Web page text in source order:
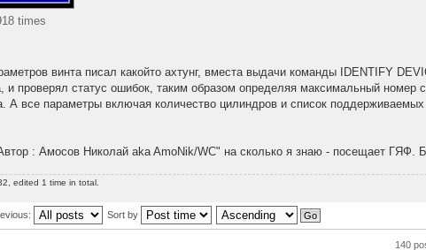
times
винта писал какойто ахтунг, вместа выдачи команды IDENTIFY
и проверял статус ошибок, таким образом определяя максимальный номер
А все параметры включая количество цилиндров и список
: Амосов Николай aka AmoNik/WC" на сколько я знаю - посещает ГЯФ.
edited 1 time in total.
Sort by
140